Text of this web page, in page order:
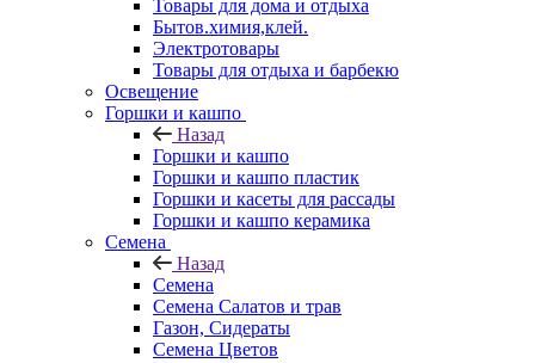
Товары для дома и отдыха
Бытов.химия,клей.
Электротовары
Товары для отдыха и барбекю
Освещение
Горшки и кашпо
Назад
Горшки и кашпо
Горшки и кашпо пластик
Горшки и касеты для рассады
Горшки и кашпо керамика
Семена
Назад
Семена
Семена Салатов и трав
Газон, Сидераты
Семена Цветов